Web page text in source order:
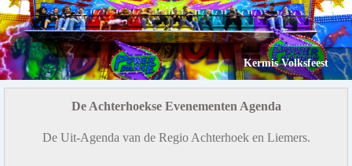
Kermis Volksfeest
De Achterhoekse Evenementen Agenda
De Uit-Agenda van de Regio Achterhoek en Liemers.